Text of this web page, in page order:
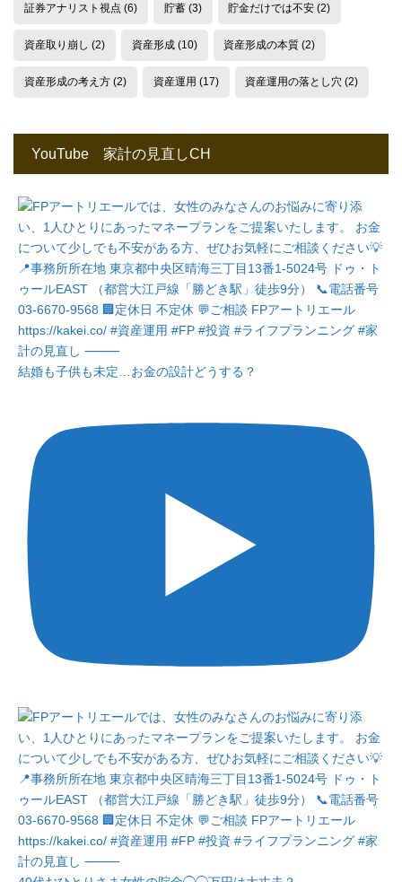
証券アナリスト視点 (6) 貯蓄(3) 貯金だけでは不安 (2)
資産取り崩し (2) 資産形成(10) 資産形成の本質 (2)
資産形成の考え方(2) 資産運用 (17) 資産運用の落とし穴 (2)
YouTube 家計の見直しCH
結婚も子供も未定…お金の設計どうする？